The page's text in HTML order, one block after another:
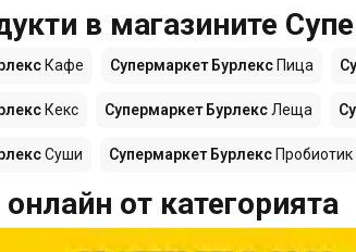
в магазините
Кафе Супермаркет Бурлекс Пица
Кекс Супермаркет БурлексЛеща
Суши Супермаркет Бурлекс Пробиотик
от категорията